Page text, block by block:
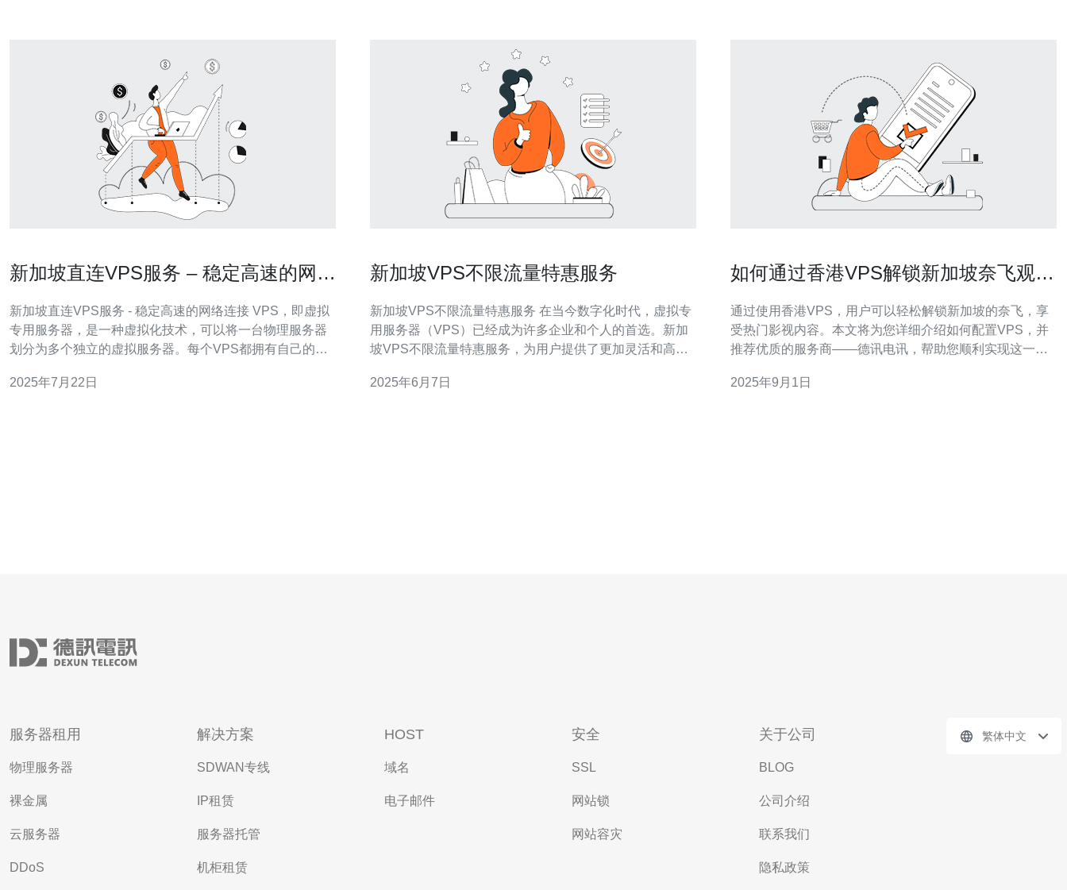
新加坡直连VPS服务 – 稳定高速的网络
新加坡直连VPS服务 - 稳定高速的网络连接 VPS，即虚拟
专用服务器，是一种虚拟化技术，可以将一台物理服务器
划分为多个独立的虚拟服务器。每个VPS都拥有自己的操
络连接和隔离。 新加坡直连VPS服务提供稳定高速的网络
2025年7月22日
新加坡VPS不限流量特惠服务
新加坡VPS不限流量特惠服务 在当今数字化时代，虚拟专
用服务器（VPS）已经成为许多企业和个人的首选。新加
坡VPS不限流量特惠服务，为用户提供了更加灵活和高性
和更高的安全性。新加坡VPS不限流量特惠服务更是在价
2025年6月7日
如何通过香港VPS解锁新加坡奈飞观看
通过使用香港VPS，用户可以轻松解锁新加坡的奈飞，享
受热门影视内容。本文将为您详细介绍如何配置VPS，并
推荐优质的服务商——德讯电讯，帮助您顺利实现这一目
虑速度、稳定性和安全性。香港的VPS通常具有较低的延
2025年9月1日
服务器租用
物理服务器
裸金属
云服务器
DDoS
解决方案
SDWAN专线
IP租赁
服务器托管
机柜租赁
HOST
域名
电子邮件
安全
SSL
网站锁
网站容灾
关于公司
BLOG
公司介绍
联系我们
隐私政策
繁体中文